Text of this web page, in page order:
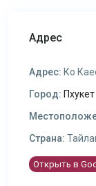
Адрес
Адрес: Ко
Город: Пхукет
Страна:
Открыть в